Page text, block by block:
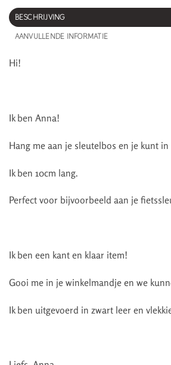
BESCHRIJVING
AANVULLENDE INFORMATIE
Hi!
Ik ben Anna!
Hang me aan je sleutelbos en je kunt
Ik ben 10cm lang.
Perfect voor bijvoorbeeld aan je
Ik ben een kant en klaar item!
Gooi me in je winkelmandje en we
Ik ben uitgevoerd in zwart leer en